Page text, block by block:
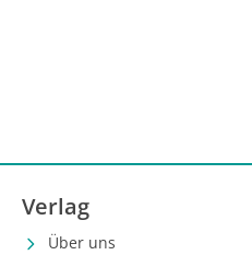
Verlag
Über uns